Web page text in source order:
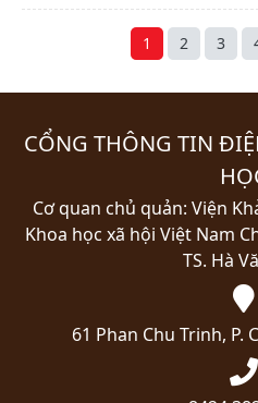
1 2 3
CỔNG THÔNG TIN
Cơ quan chủ quản: Viện
Khoa học xã hội Việt Nam
TS. Hà
61 Phan Chu Trinh, P.